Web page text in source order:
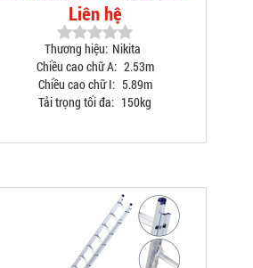
Liên hệ
Thương hiệu: Nikita
Chiều cao chữ A: 2.53m
Chiều cao chữ I: 5.89m
Tải trọng tối đa: 150kg